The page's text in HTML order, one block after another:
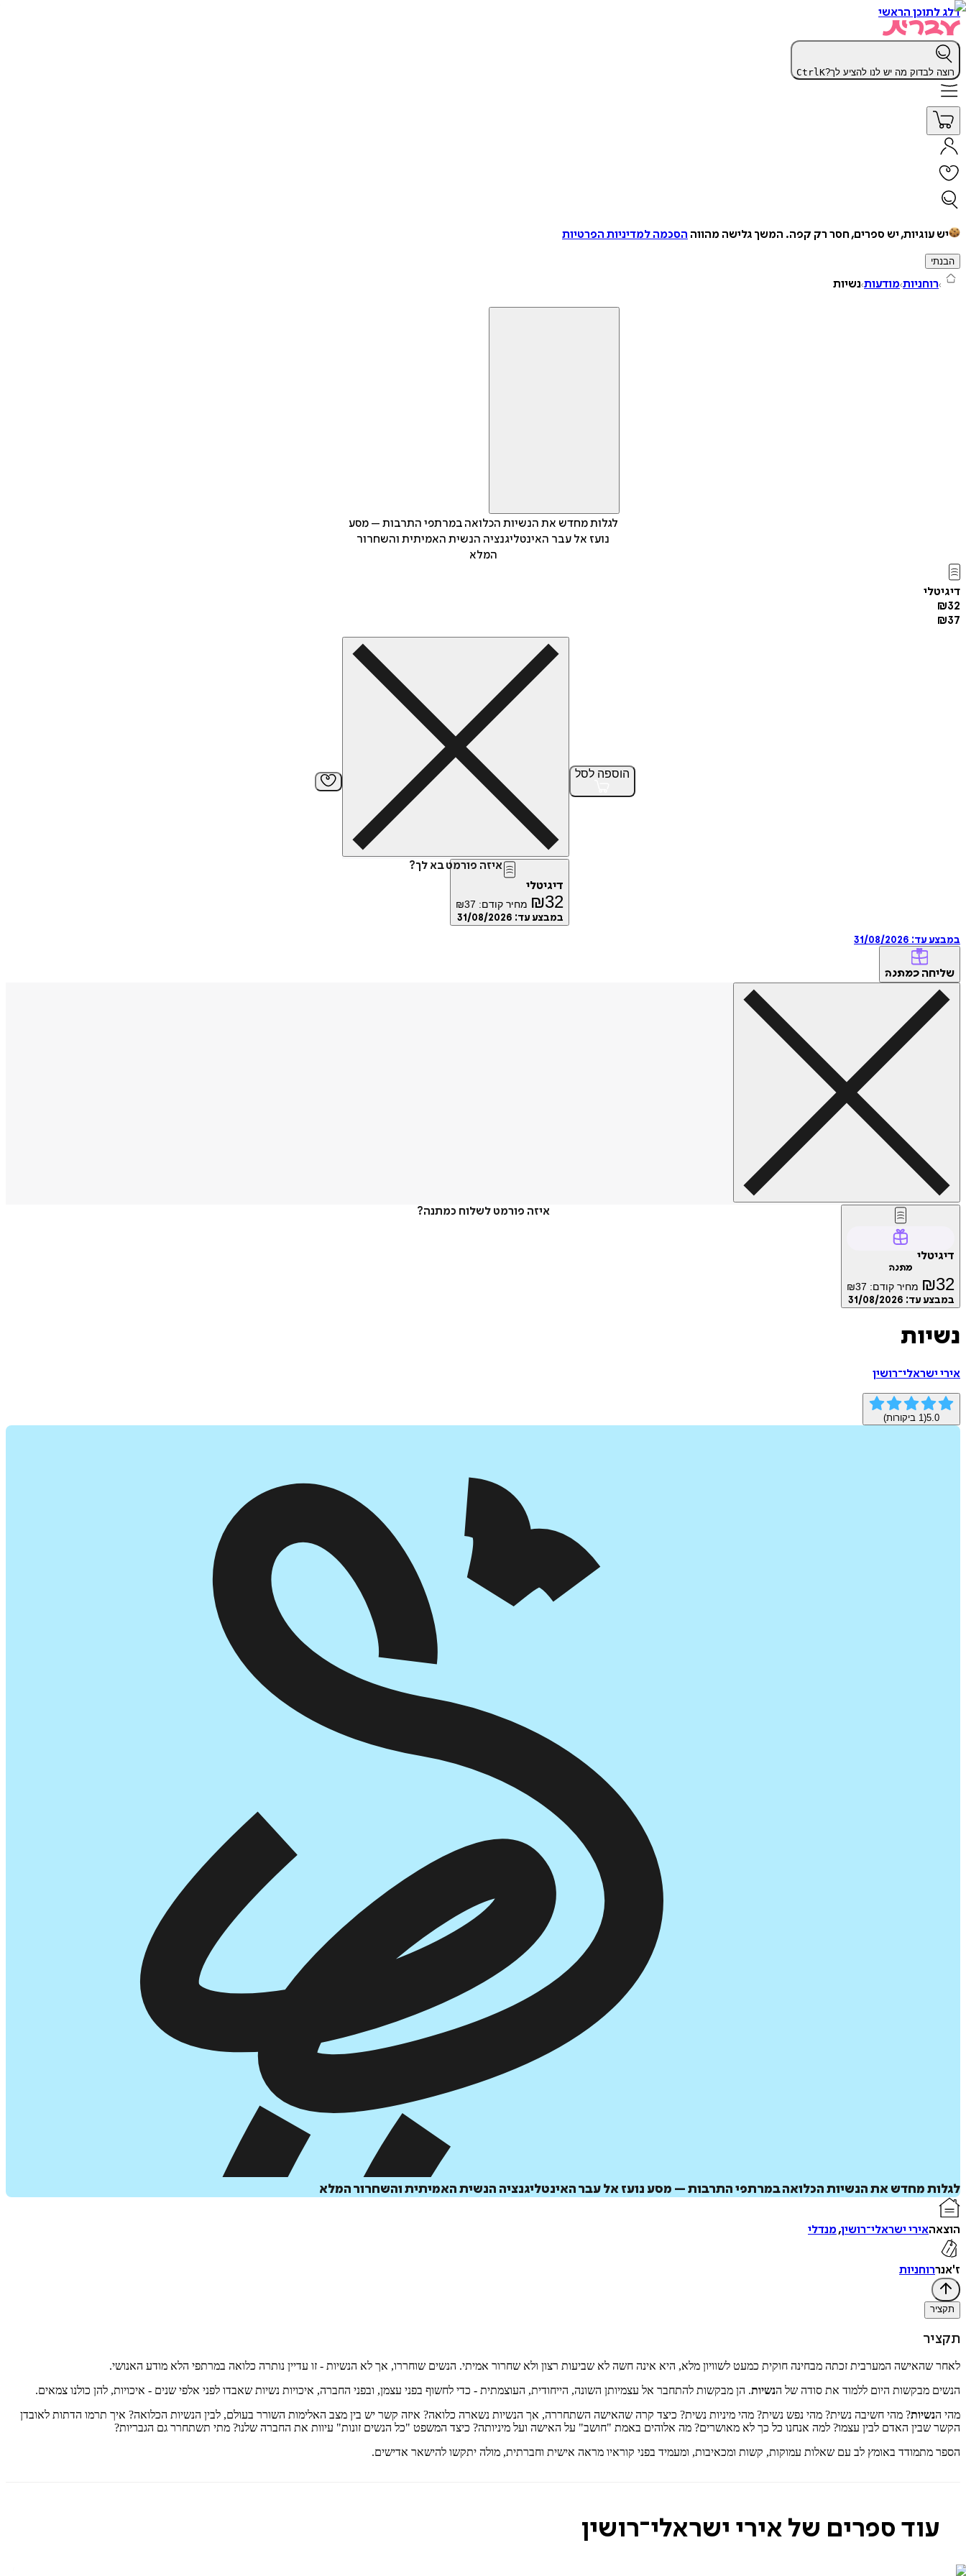
דלג לתוכן הראשי
רוצה לבדוק מה יש לנו להציע לך? CtrlK
יש עוגיות, יש ספרים, חסר רק קפה. המשך גלישה מהווה הסכמה למדיניות הפרטיות
הבנתי
רוחניות מודעות נשיות
לגלות מחדש את הנשיות הכלואה במרתפי התרבות – מסע
נועז אל עבר האינטליגנציה הנשית האמיתית והשחרור
המלא
דיגיטלי
₪32
₪37
הוספה לסל
איזה פורמט בא לך?
דיגיטלי
₪32 מחיר קודם: ₪37
במבצע עד: 31/08/2026
במבצע עד: 31/08/2026
שליחה כמתנה
איזה פורמט לשלוח כמתנה?
דיגיטלי
מתנה
₪32 מחיר קודם: ₪37
במבצע עד: 31/08/2026
לסל
איזה פורמט בא לך?
דיגיטלי
32
במבצע עד:
31/08/2026
נשיות
אירי ישראלי־רושין
5.0
(
1 ביקורות)
לגלות מחדש את הנשיות הכלואה במרתפי התרבות – מסע נועז אל עבר האינטליגנציה הנשית האמיתית והשחרור המלא
הוצאהאירי ישראלי־רושין,מנדלי
ז'אנררוחניות
תקציר
תקציר
לאחר שהאישה המערבית זכתה מבחינה חוקית כמעט לשוויון מלא, היא אינה חשה לא שביעות רצון ולא שחרור אמיתי. הנשים שוחררו, אך לא הנשיות - זו עדיין נותרה כלואה במרתפי הלא מודע האנושי.
הנשים מבקשות היום ללמוד את סודה של הנשיות. הן מבקשות להתחבר אל עצמיותן השונה, הייחודית, העוצמתית - כדי לחשוף בפני עצמן, ובפני החברה, איכויות נשיות שאבדו לפני אלפי שנים - איכויות, להן כולנו צמאים.
מהי הנשיות? מהי חשיבה נשית? מהי נפש נשית? מהי מיניות נשית? כיצד קרה שהאישה השתחררה, אך הנשיות נשארה כלואה? איזה קשר יש בין מצב האלימות השורר בעולם, לבין הנשיות הכלואה? איך תרמו הדתות לאובדן
הקשר שבין האדם לבין עצמו? למה אנחנו כל כך לא מאושרים? מה אלוהים באמת "חושב" על האישה ועל מיניותה? כיצד המשפט "כל הנשים זונות" עיוות את החברה שלנו? מתי תשתחרר גם הגבריות?
הספר מתמודד באומץ לב עם שאלות עמוקות, קשות ומכאיבות, ומעמיד בפני קוראיו מראה אישית וחברתית, מולה יתקשו להישאר אדישים.
עוד ספרים של אירי ישראלי־רושין